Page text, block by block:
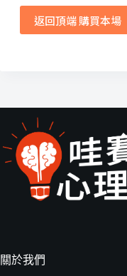
返回頂端 購買本場
關於我們